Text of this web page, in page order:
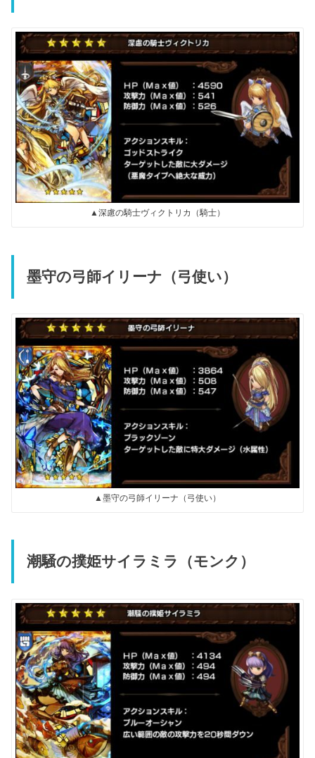
▲深慮の騎士ヴィクトリカ（騎士）
墨守の弓師イリーナ（弓使い）
▲墨守の弓師イリーナ（弓使い）
潮騒の撲姫サイラミラ（モンク）